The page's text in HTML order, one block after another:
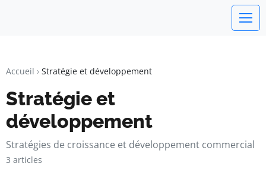
BUSINESS INSIGHTS FOR FRANCE
Accueil Stratégie et développement
Stratégie et
développement
Stratégies de croissance et développement commercial
3 articles